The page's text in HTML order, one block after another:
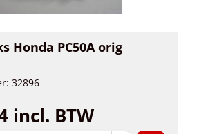
Honda PC50A orig
32896
incl. BTW